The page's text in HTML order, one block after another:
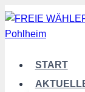
Zum
START